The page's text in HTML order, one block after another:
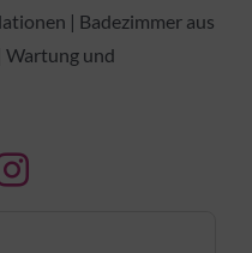
| Badezimmer aus
Wartung und